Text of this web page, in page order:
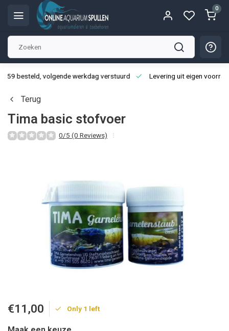
0
besteld, volgende werkdag verstuurd Levering uit eigen
Terug
Tima basic stofvoer
0/5 (0 Reviews)
€11,00 Only 1 left